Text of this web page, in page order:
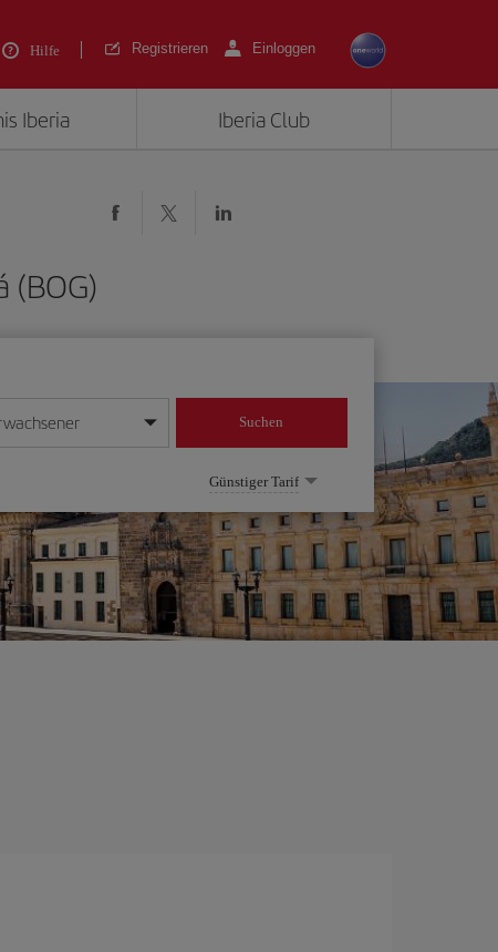
Hilfe Registrieren Einloggen
Iberia Iberia Club
Tag/Monat/Jahr ein
Suchen
Günstiger Tarif